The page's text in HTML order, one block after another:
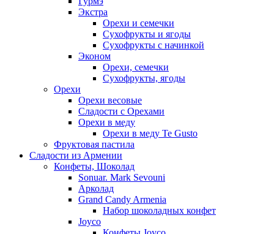
Экстра
Орехи и семечки
Сухофрукты и ягоды
Сухофрукты с начинкой
Эконом
Орехи, семечки
Сухофрукты, ягоды
Орехи
Орехи весовые
Сладости с Орехами
Орехи в меду
Орехи в меду Te Gusto
Фруктовая пастила
Сладости из Армении
Конфеты, Шоколад
Sonuar. Mark Sevouni
Арколад
Grand Candy Armenia
Набор шоколадных конфет
Joyco